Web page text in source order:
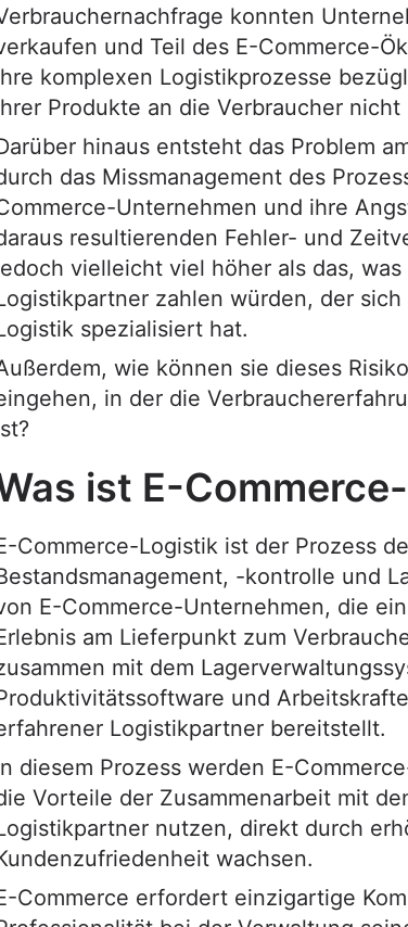
konnten
und Teil des E-Commerce-
komplexen Logistikprozesse
Produkte an die Verbraucher nicht
hinaus entsteht das Problem
das Missmanagement des
Unternehmen und ihre
resultierenden Fehler- und
vielleicht viel höher als das, was
zahlen würden, der
spezialisiert hat.
wie können sie dieses
in der die
ist E-
Commerce-Logistik ist der Prozess
-kontrolle und
E-Commerce-Unternehmen, die
am Lieferpunkt zum
mit dem
und
Logistikpartner bereitstellt.
diesem Prozess werden E-
Vorteile der Zusammenarbeit mit
nutzen, direkt durch
wachsen.
Commerce erfordert einzigartige